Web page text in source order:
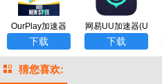
OurPlay加速器
（谷歌游戏）ap
下载
网易UU加速器(U
UBooster)国际服
下载
猜您喜欢: